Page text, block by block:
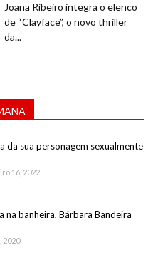
Joana Ribeiro integra o elenco
de “Clayface”, o novo thriller
da...
da sua personagem sexualmente
16, 2022
na banheira, Bárbara Bandeira
2020